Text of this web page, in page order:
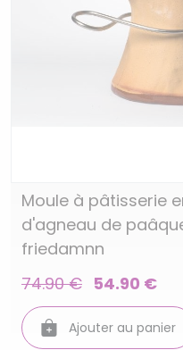
Moule à pâtisserie
d'agneau de
friedamnn
74.90 € 54.90 €
Ajouter au panier